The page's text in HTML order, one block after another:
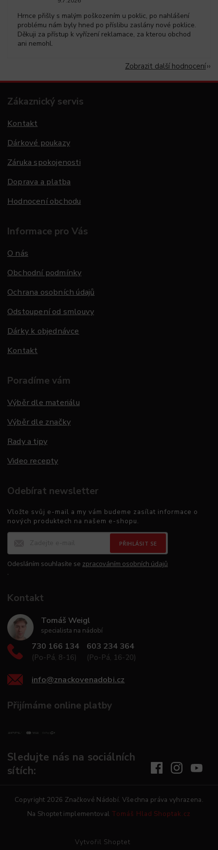
Hrnce přišly s malým poškozením u poklic, po nahlášení
problému nám byly hned po příslibu zaslány nové poklice.
Děkuji za přístup k vyřízení reklamace, za kterou obchod
ani nemohl.
Zobrazit další hodnocení
Zákaznický servis
Kontakt
Dárkové poukazy
Záruka spokojenosti
Doprava a platba
Hodnocení obchodu
Informace pro Vás
O nás
Obchodní podmínky
Ochrana osobních údajů
Odstoupení od smlouvy
Dárky k objednávce
Kontakt
Poradíme vám
Výběr dle materiálu
Výběr dle značky
Rady a tipy
Video recepty
Odebírat newsletter
Vložte svůj e-mail a my vám budeme zasílat informace o
nových produktech na našem e-shopu.
PŘIHLÁSIT SE
Odesláním souhlasíte se zpracováním osobních údajů
.
Kontakt
Tomáš Weigl
specialista na nádobí
730 166 134
(Po-Pá, 8-16)
603 234 364
(Po-Pá, 16-20)
info@znackovenadobi.cz
Přijímáme online platby
Sledujte nás na sociálních
sítích:
Vytvořil Shoptet
Copyright 2026 Značkové Nádobí. Všechna práva vyhrazena.
Na Shoptet implementoval Tomáš Hlad Shoptak.cz